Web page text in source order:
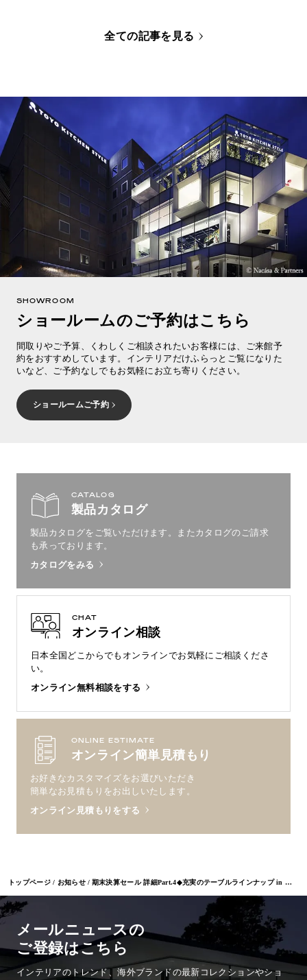
トップページ お知らせ 期末決算セール 詳細Part.4◆充実のテーブルラインナップ in 福岡・熊本・広島
全ての記事を見る
SHOWROOM
ショールームのご予約はこちら
間取りやご予算、くわしくご相談されたいお客様には、ご来館予
約をおすすめしています。インテリアだけふらっとご覧になりた
いなど、ご予約なしでもお気軽にお立ち寄りください。
ショールームご予約
CATALOG
製品カタログ
製品カタログをご覧いただけます。
またカタログのご請求
も承っております。
カタログをみる
CHAT
オンライン相談
日本全国どこからでもオンラインでお気軽にご相談くださ
い。
オンライン無料相談をする
ONLINE ESTIMATE
オンライン簡単見積もり
お好きなカスタマイズをお選びいただき
簡単なお見積もりをお出しいたします。
オンライン見積もりをする
メールニュースの
ご登録はこちら
インテリアのトレンド、海外ブランドの最新コレクションやショ